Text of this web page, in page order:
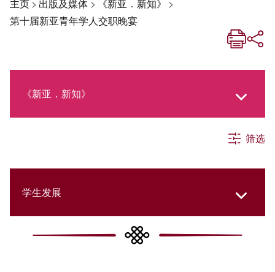
主页> 出版及媒体 > 《新亚．新知》 >
第十届新亚青年学人交职晚宴
《新亚．新知》
社交媒体专栏
《新亚简讯》
筛选
学生发展
College Updates